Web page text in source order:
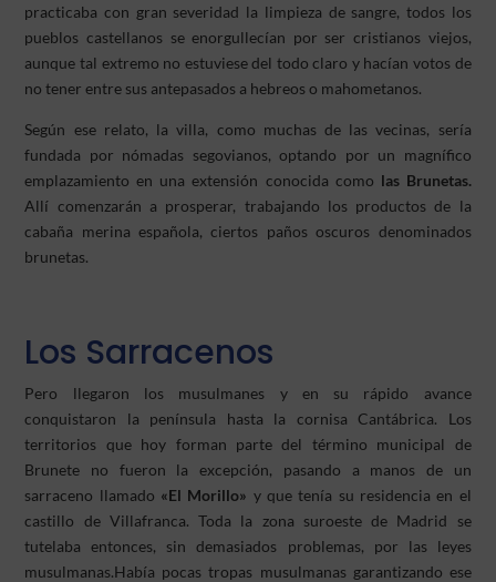
practicaba con gran severidad la limpieza de sangre, todos los
pueblos castellanos se enorgullecían por ser cristianos viejos,
aunque tal extremo no estuviese del todo claro y hacían votos de
no tener entre sus antepasados a hebreos o mahometanos.
Según ese relato, la villa, como muchas de las vecinas, sería
fundada por nómadas segovianos, optando por un magnífico
emplazamiento en una extensión conocida como las Brunetas.
Allí comenzarán a prosperar, trabajando los productos de la
cabaña merina española, ciertos paños oscuros denominados
brunetas.
Los Sarracenos
Pero llegaron los musulmanes y en su rápido avance
conquistaron la península hasta la cornisa Cantábrica. Los
territorios que hoy forman parte del término municipal de
Brunete no fueron la excepción, pasando a manos de un
sarraceno llamado «El Morillo» y que tenía su residencia en el
castillo de Villafranca. Toda la zona suroeste de Madrid se
tutelaba entonces, sin demasiados problemas, por las leyes
musulmanas.Había pocas tropas musulmanas garantizando ese